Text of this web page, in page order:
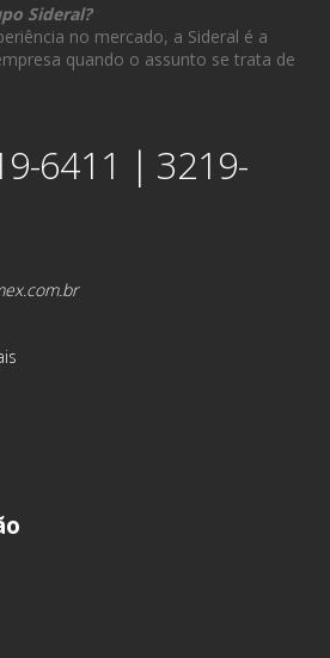
Sideral?
no mercado, a Sideral é a
quando o assunto se trata de
6411 | 3219-